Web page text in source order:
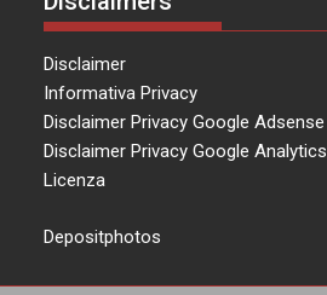
Disclaimer
Informativa Privacy
Disclaimer Privacy Google Adsense
Disclaimer Privacy Google Analytics
Licenza
Depositphotos